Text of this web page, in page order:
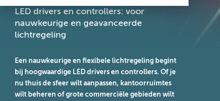
LED drivers en controllers: voor
nauwkeurige en geavanceerde
lichtregeling
Een nauwkeurige en flexibele lichtregeling begint
bij hoogwaardige LED drivers en controllers. Of je
nu thuis de sfeer wilt aanpassen, kantoorruimtes
wilt beheren of grote commerciële gebieden wilt